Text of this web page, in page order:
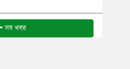
সব খবর